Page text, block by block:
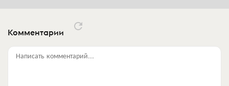
Комментарии
Написать комментарий...